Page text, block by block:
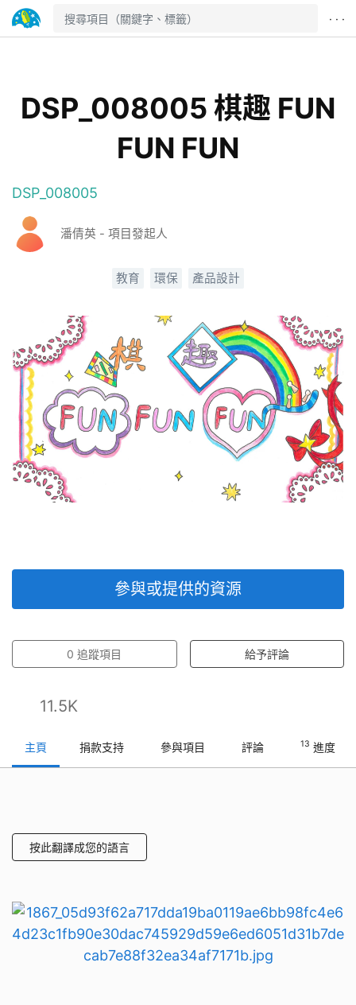
· · ·
DSP_008005 棋趣 FUN
FUN FUN
DSP_008005
潘倩英 - 項目發起人
教育 環保 產品設計
參與或提供的資源
0 追蹤項目 給予評論
11.5K
主頁 捐款支持 參與項目 評論 13 進度
按此翻譯成您的語言